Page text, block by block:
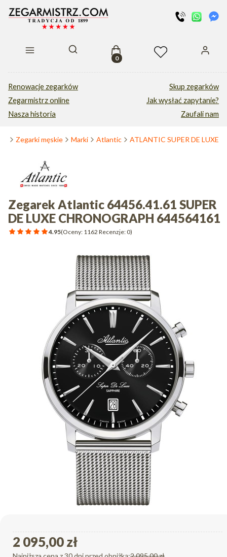
Otwórz wyszukiwarkęProdukty w koszyku: 0. Zobacz
Renowacje zegarków
Zegarmistrz online
Nasza historia
Skup zegarków
Jak wysłać zapytanie?
Zaufali nam
Zegarki męskie Marki Atlantic ATLANTIC SUPER DE LUXE
Zegarek Atlantic 64456.41.61 SUPER
DE LUXE CHRONOGRAPH 644564161
4.95(Oceny: 1162 Recenzje: 0)
2 095,00 zł